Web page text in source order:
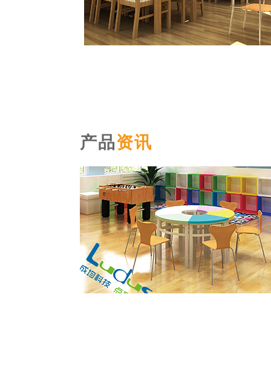
产品资讯